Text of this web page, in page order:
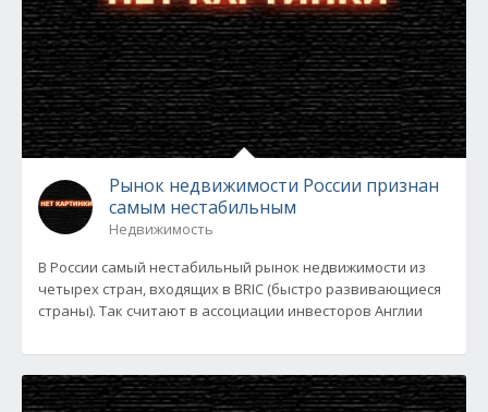
Рынок недвижимости России признан
самым нестабильным
Недвижимость
В России самый нестабильный рынок недвижимости из
четырех стран, входящих в BRIC (быстро развивающиеся
страны). Так считают в ассоциации инвесторов Англии